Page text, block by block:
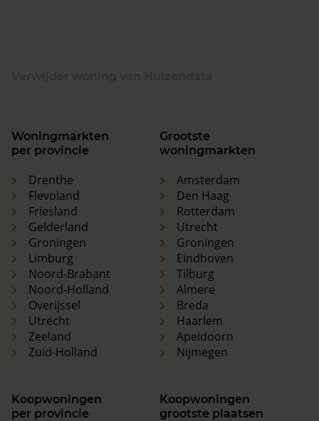
Woningmarkten
per provincie
Drenthe
Flevoland
Friesland
Gelderland
Groningen
Limburg
Noord-Brabant
Noord-Holland
Overijssel
Utrecht
Zeeland
Zuid-Holland
Grootste
woningmarkten
Amsterdam
Den Haag
Rotterdam
Utrecht
Groningen
Eindhoven
Tilburg
Almere
Breda
Haarlem
Apeldoorn
Nijmegen
Koopwoningen
per provincie
Koopwoningen
grootste plaatsen